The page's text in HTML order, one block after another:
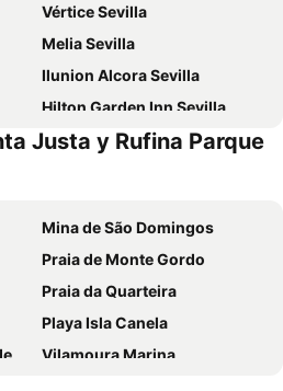
Vértice Sevilla
Melia Sevilla
Ilunion Alcora Sevilla
Hilton Garden Inn Sevilla
Hotel Macià Sevilla Kubb
Virgen de los Reyes
Eurostars Torre Sevilla
Exe Gran Hotel Solucar
Ibis Sevilla
Hotel Sevilla Center
Justa y Rufina Parque
Mina de São Domingos
Praia de Monte Gordo
Praia da Quarteira
Playa Isla Canela
Vilamoura Marina